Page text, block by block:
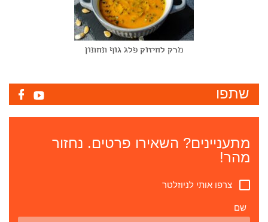
מרק לחיזוק פלג גוף תחתון
שתפו
מתעניינים? השאירו פרטים. נחזור
מהר!
צרפו אותי לניוזלטר
שם